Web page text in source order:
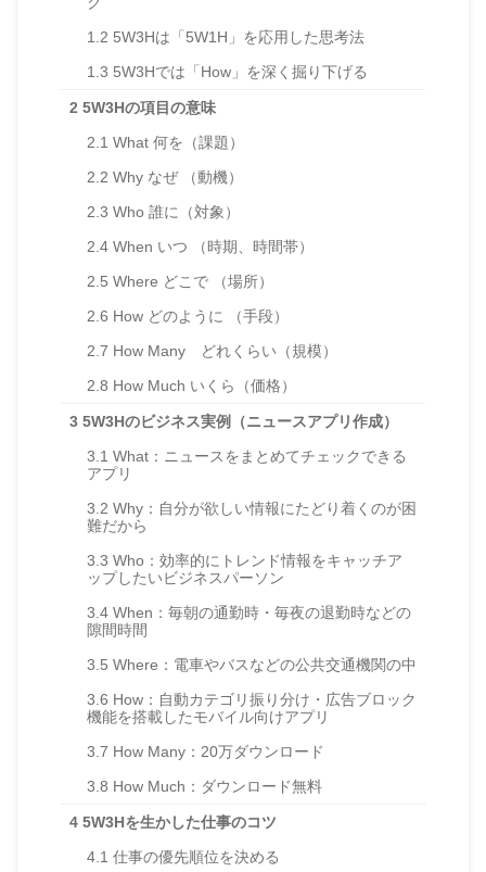
1.2 5W3Hは「5W1H」を応用した思考法
1.3 5W3Hでは「How」を深く掘り下げる
2 5W3Hの項目の意味
2.1 What 何を（課題）
2.2 Why なぜ （動機）
2.3 Who 誰に（対象）
2.4 When いつ （時期、時間帯）
2.5 Where どこで （場所）
2.6 How どのように （手段）
2.7 How Many どれくらい（規模）
2.8 How Much いくら（価格）
3 5W3Hのビジネス実例（ニュースアプリ作成）
3.1 What：ニュースをまとめてチェックできる
アプリ
3.2 Why：自分が欲しい情報にたどり着くのが困
難だから
3.3 Who：効率的にトレンド情報をキャッチア
ップしたいビジネスパーソン
3.4 When：毎朝の通勤時・毎夜の退勤時などの
隙間時間
3.5 Where：電車やバスなどの公共交通機関の中
3.6 How：自動カテゴリ振り分け・広告ブロック
機能を搭載したモバイル向けアプリ
3.7 How Many：20万ダウンロード
3.8 How Much：ダウンロード無料
4 5W3Hを生かした仕事のコツ
4.1 仕事の優先順位を決める